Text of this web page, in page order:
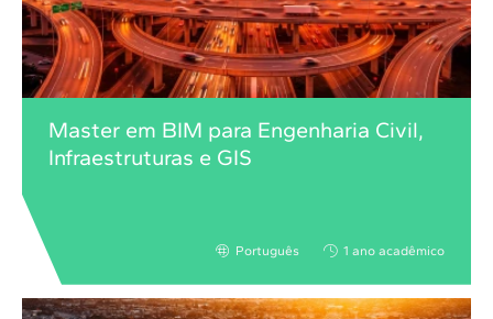
Master em BIM para Engenharia Civil,
Infraestruturas e GIS
Português 1 ano acadêmico